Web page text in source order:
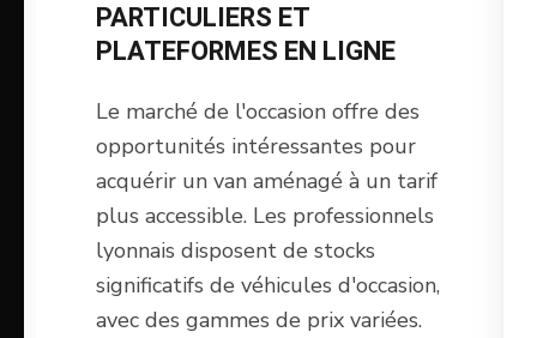
PARTICULIERS ET
PLATEFORMES EN LIGNE
Le marché de l'occasion offre des
opportunités intéressantes pour
acquérir un van aménagé à un tarif
plus accessible. Les professionnels
lyonnais disposent de stocks
significatifs de véhicules d'occasion,
avec des gammes de prix variées.